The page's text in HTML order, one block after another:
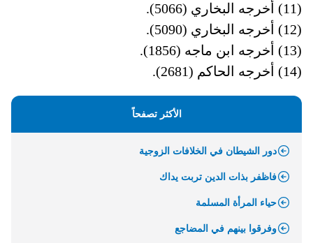
(11) أخرجه البخاري (5066).
(12) أخرجه البخاري (5090).
(13) أخرجه ابن ماجه (1856).
(14) أخرجه الحاكم (2681).
الأكثر تصفحاً
دور الشيطان في الخلافات الزوجية
فاظفر بذات الدين تربت يداك
حياء المرأة المسلمة
وفرقوا بينهم في المضاجع